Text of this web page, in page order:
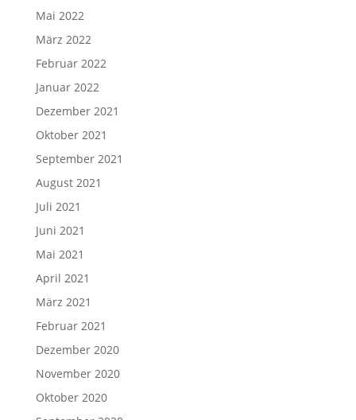
Mai 2022
März 2022
Februar 2022
Januar 2022
Dezember 2021
Oktober 2021
September 2021
August 2021
Juli 2021
Juni 2021
Mai 2021
April 2021
März 2021
Februar 2021
Dezember 2020
November 2020
Oktober 2020